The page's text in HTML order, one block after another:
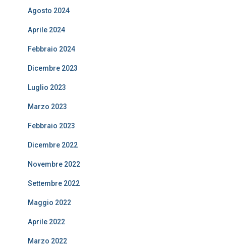
Agosto 2024
Aprile 2024
Febbraio 2024
Dicembre 2023
Luglio 2023
Marzo 2023
Febbraio 2023
Dicembre 2022
Novembre 2022
Settembre 2022
Maggio 2022
Aprile 2022
Marzo 2022